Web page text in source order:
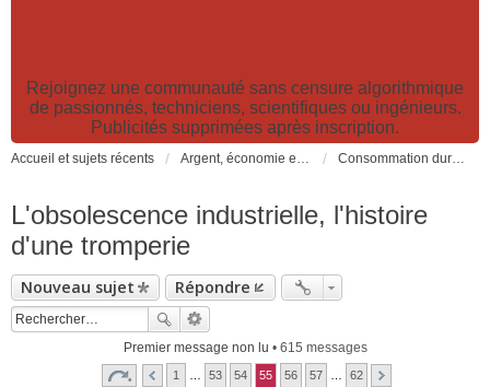
Rejoignez une communauté sans censure algorithmique
de passionnés, techniciens, scientifiques ou ingénieurs.
Publicités supprimées après inscription.
Accueil et sujets récents Argent, économie et finance. Alimentation et agriculture. Développement durable, pollution de l'air et catastrophes. Gestion des déchets. Consommation durable: consommer responsable, alimentation, trucs et astuces
L'obsolescence industrielle, l'histoire
d'une tromperie
Nouveau sujet Répondre
Premier message non lu • 615 messages
1 53 54 55 56 57 62